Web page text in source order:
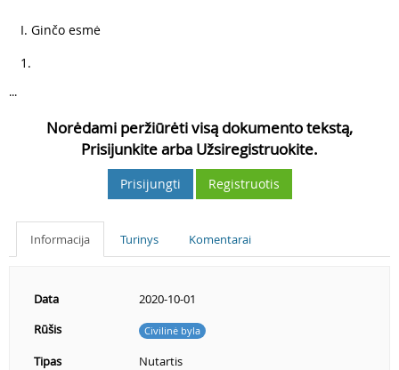
I. Ginčo esmė
1.
...
Norėdami peržiūrėti visą dokumento tekstą,
Prisijunkite arba Užsiregistruokite.
Prisijungti Registruotis
Informacija Turinys Komentarai
Data
2020-10-01
Rūšis
Civilinė byla
Tipas
Nutartis